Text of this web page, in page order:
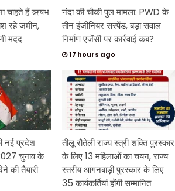
चाहते हैं ऋषभ
रहे जमीन,
मदद
नंदा की चौकी पुल मामला: PWD के
तीन इंजीनियर सस्पेंड, बड़ा सवाल
निर्माण एजेंसी पर कार्रवाई कब?
17 hours ago
नई प्रदेश
2027 चुनाव के
की तैयारी
तीलू रौतेली राज्य स्त्री शक्ति पुरस्कार
के लिए 13 महिलाओं का चयन, राज्य
स्तरीय आंगनबाड़ी पुरस्कार के लिए
35 कार्यकर्तियां होंगी सम्मानित